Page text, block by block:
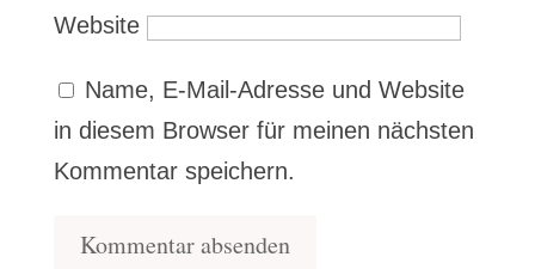
Website
Name, E-Mail-Adresse und Website
in diesem Browser für meinen nächsten
Kommentar speichern.